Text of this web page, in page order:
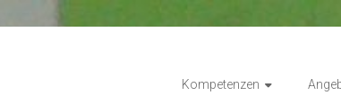
Kompetenzen